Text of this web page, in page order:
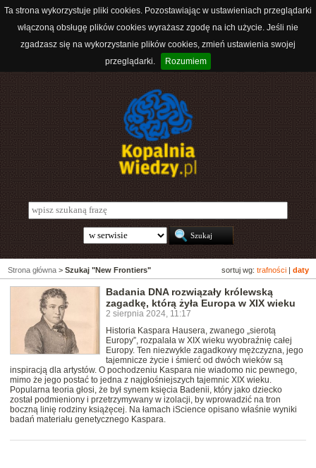
Ta strona wykorzystuje pliki cookies. Pozostawiając w ustawieniach przeglądarki
włączoną obsługę plików cookies wyrażasz zgodę na ich użycie. Jeśli nie
zgadzasz się na wykorzystanie plików cookies, zmień ustawienia swojej
przeglądarki.
Rozumiem
sortuj wg: trafności daty
Strona główna > Szukaj "New Frontiers"
Badania DNA rozwiązały królewską
zagadkę, którą żyła Europa w XIX wieku
2 sierpnia 2024, 11:17
Historia Kaspara Hausera, zwanego „sierotą
Europy”, rozpalała w XIX wieku wyobraźnię całej
Europy. Ten niezwykle zagadkowy mężczyzna, jego
tajemnicze życie i śmierć od dwóch wieków są
inspiracją dla artystów. O pochodzeniu Kaspara nie wiadomo nic pewnego,
mimo że jego postać to jedna z najgłośniejszych tajemnic XIX wieku.
Popularna teoria głosi, że był synem księcia Badenii, który jako dziecko
został podmieniony i przetrzymywany w izolacji, by wprowadzić na tron
boczną linię rodziny książęcej. Na łamach iScience opisano właśnie wyniki
badań materiału genetycznego Kaspara.